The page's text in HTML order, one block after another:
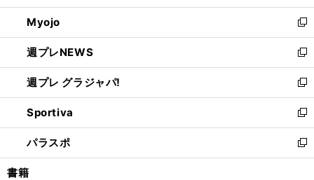
開
く
ウ
で
開
く
ン
ド
ウ
で
開
く
ウ
ィ
ン
ド
ウ
で
開
く
Myojo
新
し
い
ウ
ィ
ン
ド
ウ
で
開
週プレNEWS
新
し
い
ウ
ィ
ン
ド
ウ
週プレ グラジャパ!
新
し
い
ウ
ィ
ン
Sportiva
新
し
い
ウ
パラスポ
新
し
書籍